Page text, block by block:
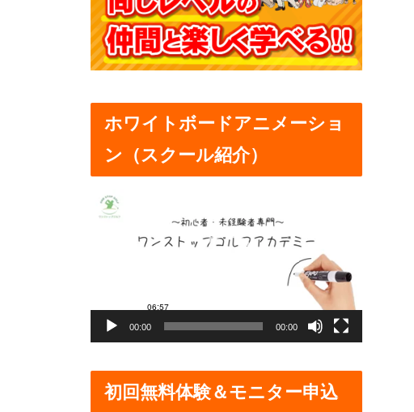
ホワイトボードアニメーショ
ン（スクール紹介）
動
ー
ヤ
ー
00:00 00:00
初回無料体験＆モニター申込